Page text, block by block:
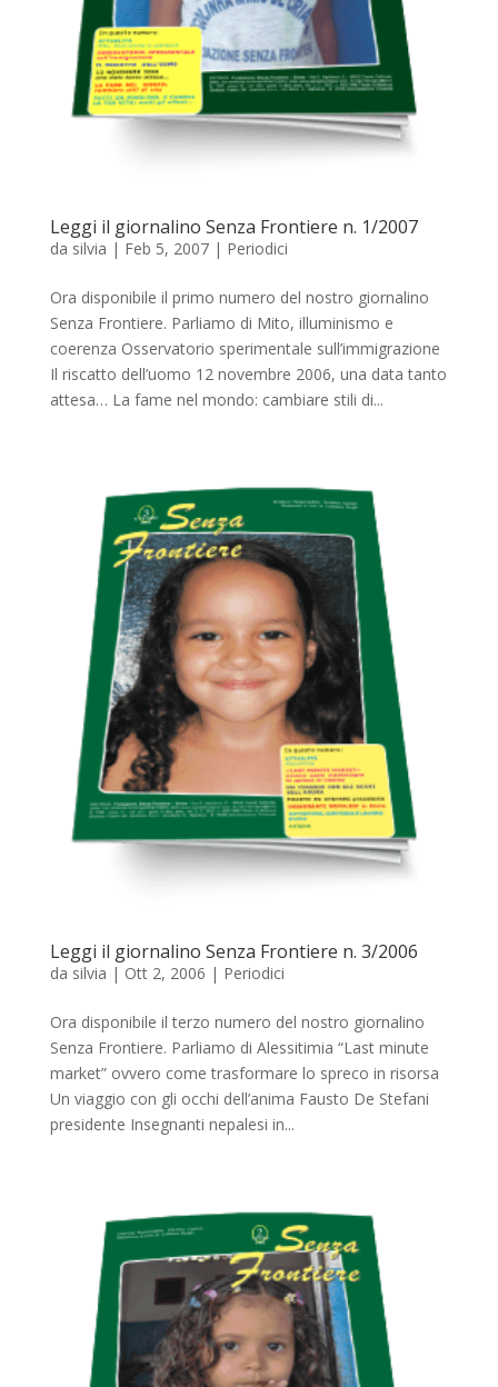
Leggi il giornalino Senza Frontiere n. 1/2007
da silvia | Feb 5, 2007| Periodici
Ora disponibile il primo numero del nostro giornalino
Senza Frontiere. Parliamo di Mito, illuminismo e
coerenza Osservatorio sperimentale sull’immigrazione
Il riscatto dell’uomo 12 novembre 2006, una data tanto
attesa… La fame nel mondo: cambiare stili di...
Leggi il giornalino Senza Frontiere n. 3/2006
da silvia | Ott 2, 2006 | Periodici
Ora disponibile il terzo numero del nostro giornalino
Senza Frontiere. Parliamo di Alessitimia “Last minute
market” ovvero come trasformare lo spreco in risorsa
Un viaggio con gli occhi dell’anima Fausto De Stefani
presidente Insegnanti nepalesi in...